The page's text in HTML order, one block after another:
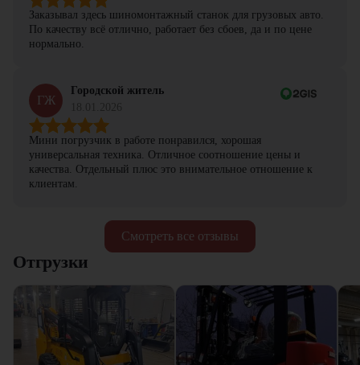
Смотреть все отзывы
Заказывал здесь шиномонтажный станок для грузовых авто.
По качеству всё отлично, работает без сбоев, да и по цене
нормально.
ГЖ
Городской житель
Мини погрузчик в работе понравился, хорошая
универсальная техника. Отличное соотношение цены и
качества. Отдельный плюс это внимательное отношение к
клиентам.
Отгрузки